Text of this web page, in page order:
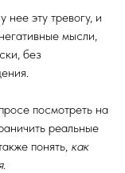
нее эту тревогу, и
мысли,
без
посмотреть на
реальные
понять, как
.